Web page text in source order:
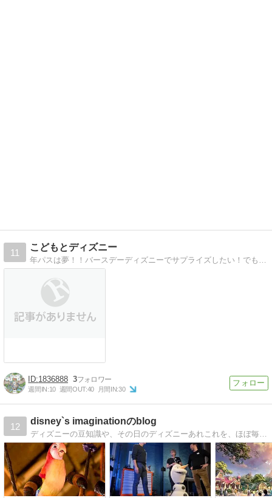
11
こどもとディズニー
1836888 3
週間IN:10 週間OUT:40 月間IN:30
12
disney`s imaginationのblog
ディズニーの豆知識や、その日のディズニーあれこれを、ほぼ毎日お届けします。まだまだ皆さんには追いつきませんが、少しでも皆さんが楽しめるよう頑張ります!